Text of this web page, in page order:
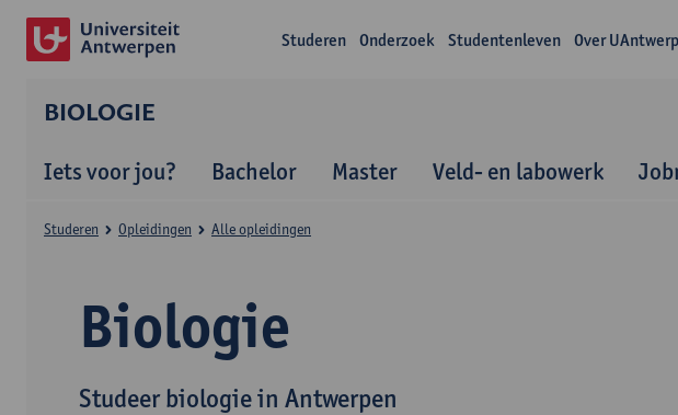
Studeren Onderzoek Studentenleven Over
BIOLOGIE
Iets voor jou? Bachelor Master Veld- en labowerk
Biologie
Studeer biologie in Antwerpen
Studeren Opleidingen Alle opleidingen